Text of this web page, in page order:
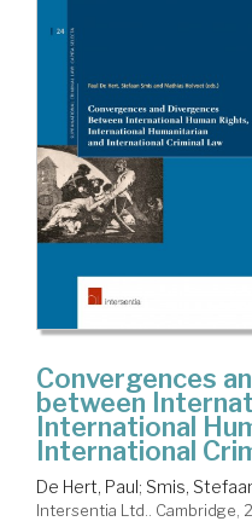
Convergences
between
International
International
De Hert, Paul; Smis,
Intersentia Ltd.. Cambridge,